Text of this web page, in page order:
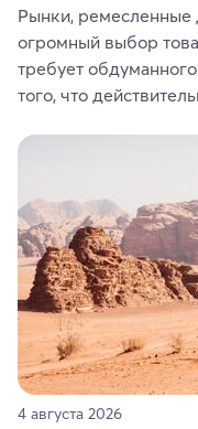
Рынки, ремесленные
огромный выбор
требует
того, что
средства, одежду,
где их купить.
4 августа 2026